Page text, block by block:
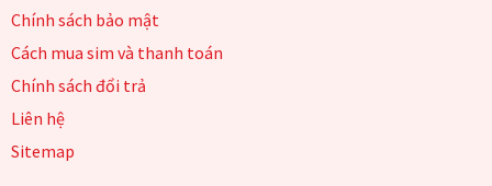
Chính sách bảo mật
Cách mua sim và thanh toán
Chính sách đổi trả
Liên hệ
Sitemap